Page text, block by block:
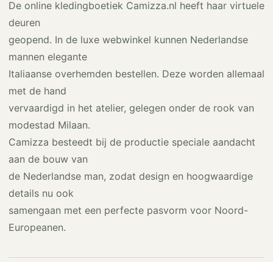
De online kledingboetiek Camizza.nl heeft haar virtuele
deuren
geopend. In de luxe webwinkel kunnen Nederlandse
mannen elegante
Italiaanse overhemden bestellen. Deze worden allemaal
met de hand
vervaardigd in het atelier, gelegen onder de rook van
modestad Milaan.
Camizza besteedt bij de productie speciale aandacht
aan de bouw van
de Nederlandse man, zodat design en hoogwaardige
details nu ook
samengaan met een perfecte pasvorm voor Noord-
Europeanen.